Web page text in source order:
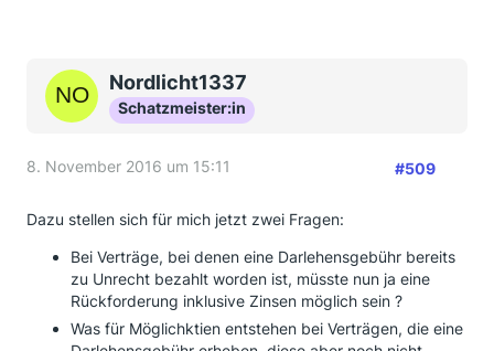
Nordlicht1337
Schatzmeister:in
8. November 2016 um 15:11 #509
Dazu stellen sich für mich jetzt zwei Fragen:
Bei Verträge, bei denen eine Darlehensgebühr bereits
zu Unrecht bezahlt worden ist, müsste nun ja eine
Rückforderung inklusive Zinsen möglich sein ?
Was für Möglichktien entstehen bei Verträgen, die eine